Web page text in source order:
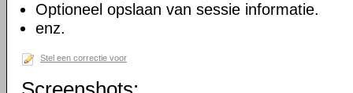
Optioneel opslaan van sessie informatie.
enz.
Stel een correctie voor